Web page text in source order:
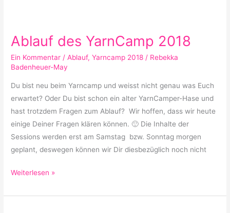
Ablauf des YarnCamp 2018
Ein Kommentar /Ablauf,Yarncamp 2018 / Rebekka
Badenheuer-May
Du bist neu beim Yarncamp und weisst nicht genau was Euch
erwartet? Oder Du bist schon ein alter YarnCamper-Hase und
hast trotzdem Fragen zum Ablauf? Wir hoffen, dass wir heute
einige Deiner Fragen klären können. 🙂 Die Inhalte der
Sessions werden erst am Samstag bzw. Sonntag morgen
geplant, deswegen können wir Dir diesbezüglich noch nicht
YarnCamp
2018
Weiterlesen »